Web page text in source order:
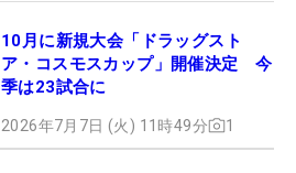
10月に新規大会「ドラッグスト
ア・コスモスカップ」開催決定 今
季は23試合に
2026年7月7日 (火) 11時49分 1